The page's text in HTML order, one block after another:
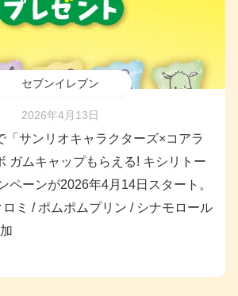
セブンイレブン
2026年4月13日
「サンリオキャラクターズ×コアラ
ガムキャップもらえる! キシリトー
ペーンが2026年4月14日スタート。
ミ / ポムポムプリン / シナモロール